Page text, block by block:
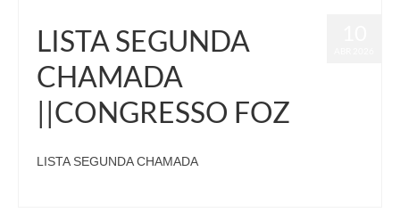
LISTA SEGUNDA
CHAMADA
||CONGRESSO FOZ
LISTA SEGUNDA CHAMADA